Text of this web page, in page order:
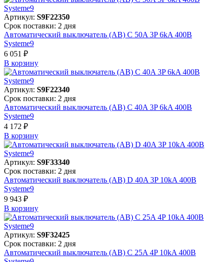
Артикул: S9F22350
Срок поставки: 2 дня
Автоматический выключатель (АВ) C 50A 3P 6kA 400В
Systeme9
6 051 ₽
В корзинy
Артикул: S9F22340
Срок поставки: 2 дня
Автоматический выключатель (АВ) C 40A 3P 6kA 400В
Systeme9
4 172 ₽
В корзинy
Артикул: S9F33340
Срок поставки: 2 дня
Автоматический выключатель (АВ) D 40A 3P 10kA 400В
Systeme9
9 943 ₽
В корзинy
Артикул: S9F32425
Срок поставки: 2 дня
Автоматический выключатель (АВ) C 25A 4P 10kA 400В